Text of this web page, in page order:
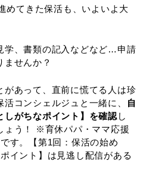
めてきた保活も、いよいよ大
学、書類の記入などなど…申請
ませんか？
があって、直前に慌てる人は珍
コンシェルジュと一緒に、
自
しがちなポイント】を確認 し
ょう！ ※育休パパ・ママ応援
す。【第1回：保活の始め
イント】は見逃し配信がある